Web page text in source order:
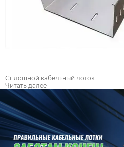
Сплошной кабельный лоток
Читать далее